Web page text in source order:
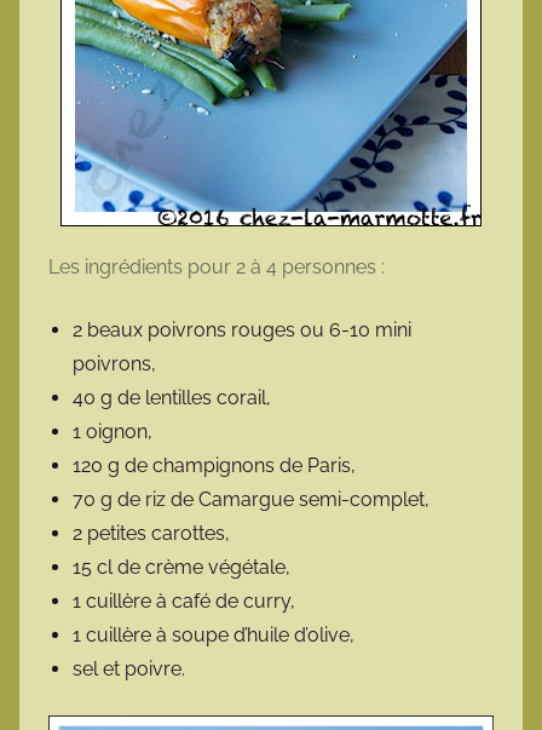
Les ingrédients pour 2 à 4 personnes :
2 beaux poivrons rouges ou 6-10 mini
poivrons,
40 g de lentilles corail,
1 oignon,
120 g de champignons de Paris,
70 g de riz de Camargue semi-complet,
2 petites carottes,
15 cl de crème végétale,
1 cuillère à café de curry,
1 cuillère à soupe d’huile d’olive,
sel et poivre.